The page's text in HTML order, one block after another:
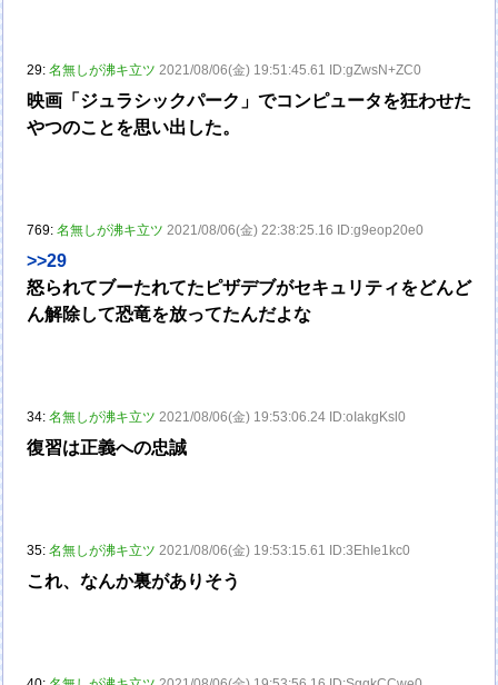
29:名無しが沸キ立ツ 2021/08/06(金) 19:51:45.61 ID:gZwsN+ZC0
映画「ジュラシックパーク」でコンピュータを狂わせた
やつのことを思い出した。
769:名無しが沸キ立ツ 2021/08/06(金) 22:38:25.16 ID:g9eop20e0
>>29
怒られてブーたれてたピザデブがセキュリティをどんど
ん解除して恐竜を放ってたんだよな
34:名無しが沸キ立ツ 2021/08/06(金) 19:53:06.24 ID:oIakgKsl0
復習は正義への忠誠
35:名無しが沸キ立ツ 2021/08/06(金) 19:53:15.61 ID:3EhIe1kc0
これ、なんか裏がありそう